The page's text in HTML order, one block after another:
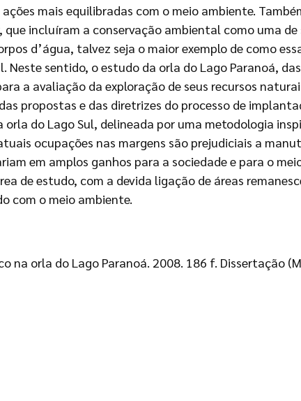
mais equilibradas com o meio ambiente.
incluíram a conservação ambiental como uma de
d’água, talvez seja o maior exemplo de como
sentido, o estudo da orla do Lago Paranoá,
a avaliação da exploração de seus recursos
propostas e das diretrizes do processo de
do Lago Sul, delineada por uma metodologia
ocupações nas margens são prejudiciais a
em amplos ganhos para a sociedade e para o
de estudo, com a devida ligação de áreas
com o meio ambiente.
na orla do Lago Paranoá. 2008. 186 f. Dissertação